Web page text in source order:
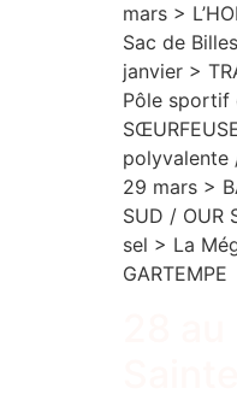
mars >
Sac de
janvier >
Pôle sportif
polyvalente
29 mars >
SUD / OUR
sel > La
GARTEMPE